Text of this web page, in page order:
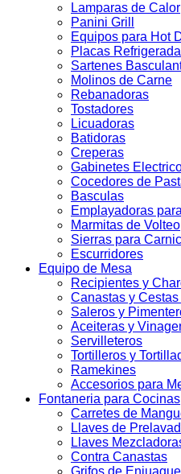
Lamparas de Calor
Panini Grill
Equipos para Hot
Placas
Sartenes
Molinos de Carne
Rebanadoras
Tostadores
Licuadoras
Batidoras
Creperas
Gabinetes
Cocedores de
Basculas
Emplayadoras
Marmitas de Volteo
Sierras para
Escurridores
Equipo de Mesa
Recipientes y
Canastas y
Saleros y
Aceiteras y
Servilleteros
Tortilleros y
Ramekines
Accesorios para
Fontaneria para Cocinas
Carretes de
Llaves de
Llaves
Contra Canastas
Grifos de